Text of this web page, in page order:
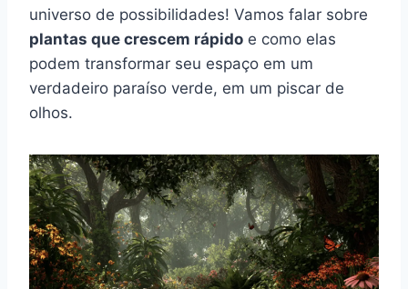
universo de possibilidades! Vamos falar sobre
plantas que crescem rápido e como elas
podem transformar seu espaço em um
verdadeiro paraíso verde, em um piscar de
olhos.